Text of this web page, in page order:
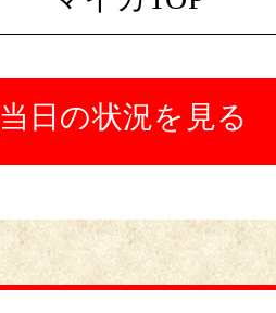
当日の状況を見る